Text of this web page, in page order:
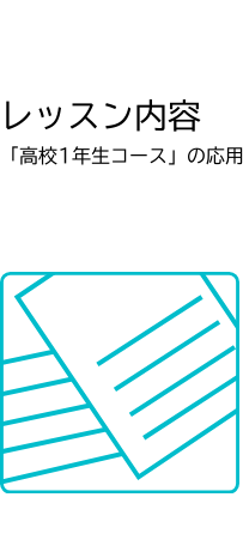
レッスン内容
「高校1年生コース」の応